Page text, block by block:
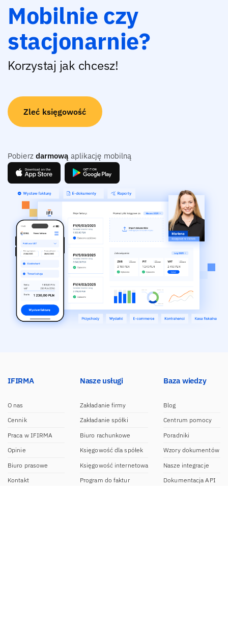
Mobilnie czy
stacjonarnie?
Korzystaj jak chcesz!
Zleć księgowość
Pobierz darmową aplikację mobilną
IFIRMA
O nas
Cennik
Praca w IFIRMA
Opinie
Biuro prasowe
Kontakt
Nasze usługi
Zakładanie firmy
Zakładanie spółki
Biuro rachunkowe
Księgowość dla spółek
Księgowość internetowa
Program do faktur
Baza wiedzy
Blog
Centrum pomocy
Poradniki
Wzory dokumentów
Nasze integracje
Dokumentacja API